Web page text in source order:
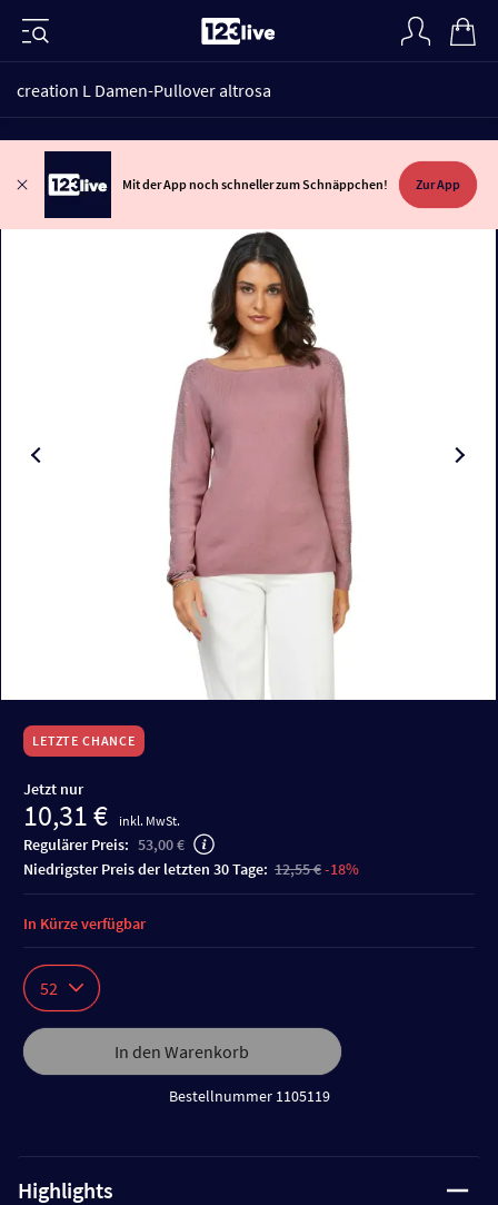
creation L Damen-Pullover altrosa
Mit der App noch schneller zum Schnäppchen! Zur App
LETZTE CHANCE
Jetzt nur
10,31 € inkl. MwSt.
Regulärer Preis: 53,00 €
niedrigster Preis der letzten 30 Tage: 12,55 €-18%
52
In den Warenkorb
Bestellnummer 1105119
In Kürze verfügbar
Highlights